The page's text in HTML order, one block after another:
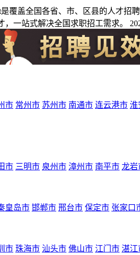
是覆盖全国各省、市、区县的人才
，一站式解决全国求职招工需求。
市 常州市 苏州市 南通市 连云港市 淮
市 三明市 泉州市 漳州市 南平市 龙岩
皇岛市 邯郸市 邢台市 保定市 张家口
市 珠海市 汕头市 佛山市 江门市 湛江